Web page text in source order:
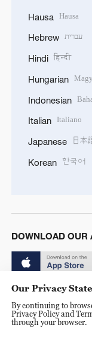
Hausa Hausa
Hebrew עברית
Hindi हिन्दी
Hungarian
Indonesian
Italian Italiano
Japanese 日本
Korean 한국어
DOWNLOAD OUR
© China Radio
Our Privacy
By continuing to
Privacy Policy and
through your browser.